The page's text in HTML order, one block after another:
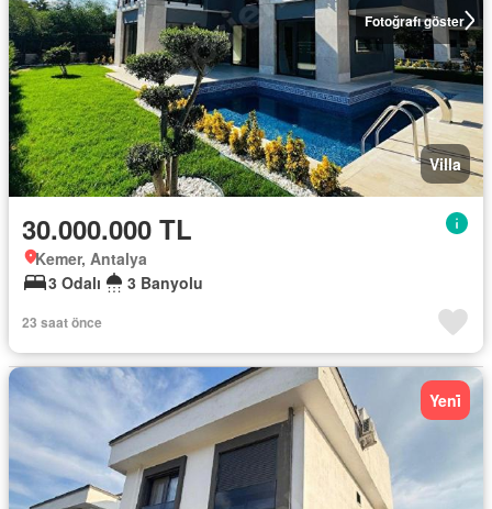
Fotoğrafı göster
Villa
30.000.000 TL
Kemer, Antalya
3 Odalı
3 Banyolu
23 saat önce
Yeni̇